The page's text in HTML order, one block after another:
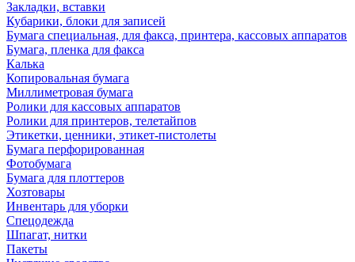
Закладки, вставки
Кубарики, блоки для записей
Бумага специальная, для факса, принтера, кассовых аппаратов
Бумага, пленка для факса
Калька
Копировальная бумага
Миллиметровая бумага
Ролики для кассовых аппаратов
Ролики для принтеров, телетайпов
Этикетки, ценники, этикет-пистолеты
Бумага перфорированная
Фотобумага
Бумага для плоттеров
Хозтовары
Инвентарь для уборки
Спецодежда
Шпагат, нитки
Пакеты